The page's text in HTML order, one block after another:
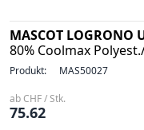
MASCOT LOGRONO
80% Coolmax
Produkt: MAS50027
ab CHF / Stk.
75.62